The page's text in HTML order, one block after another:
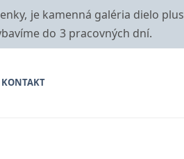
je kamenná galéria dielo plus
do 3 pracovných dní.
KONTAKT